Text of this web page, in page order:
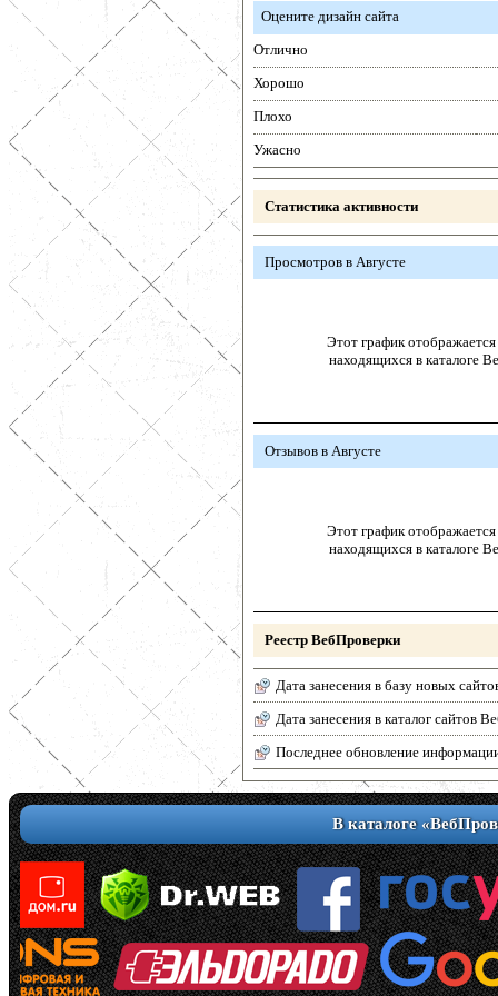
Оцените дизайн сайта
Отлично
Хорошо
Плохо
Ужасно
Статистика активности
Просмотров в Августе
Этот график отображается
находящихся в каталоге
Отзывов в Августе
Этот график отображается
находящихся в каталоге
Реестр ВебПроверки
Дата занесения в базу новых
Дата занесения в каталог сайтов
Последнее обновление
В каталоге